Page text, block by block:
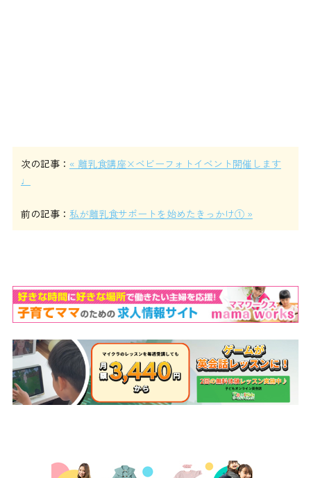
次の記事： « 離乳食講座×ベビーフォトイベント開催します
♩
前の記事： 私が離乳食サポートを始めたきっかけ① »